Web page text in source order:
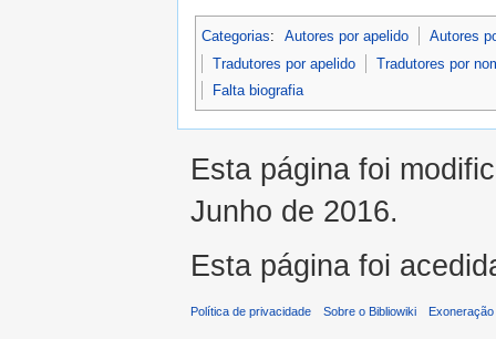
Categorias: Autores por apelido
Autores
Tradutores por apelido
Tradutores por
Falta biografia
Esta página foi
Junho de 2016.
Esta página foi
Política de privacidade Sobre o Bibliowiki